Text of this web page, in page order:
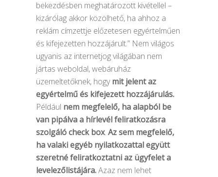
bekezdésben meghatározott kivétellel –
kizárólag akkor közölhető, ha ahhoz a
reklám címzettje előzetesen egyértelműen
és kifejezetten hozzájárult.” Nem világos
ugyanis az internetjog világában nem
jártas weboldal, webáruház
üzemeltetőknek, hogymit jelent az
egyértelmű és kifejezett hozzájárulás.
Például nem megfelelő, ha alapból be
van pipálva a hírlevél feliratkozásra
szolgáló check box. Az sem megfelelő,
ha valaki egyéb nyilatkozattal együtt
szeretné feliratkoztatni az ügyfelet a
levelezőlistájára.Azaz nem lehet